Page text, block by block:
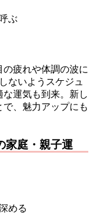
ぶ
疲れや体調の波に
ないようスケジュ
運気も到来。新し
、魅力アップにも
家庭・親子運
める